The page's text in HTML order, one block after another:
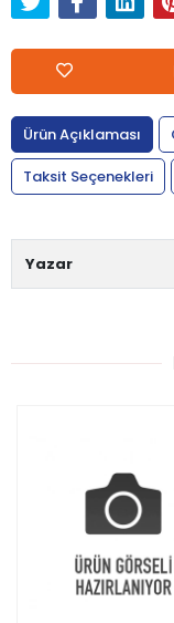
Ürün Açıklaması
Taksit Seçenekleri
Yazar